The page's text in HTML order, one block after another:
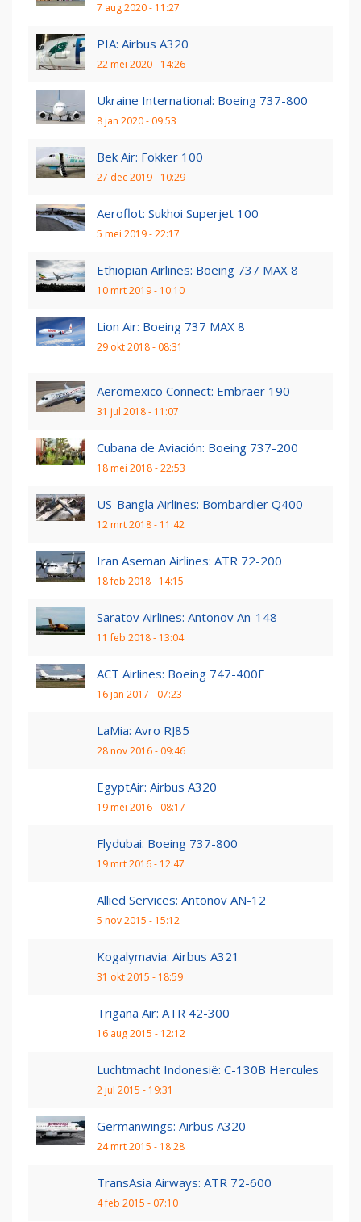
7 aug 2020 - 11:27
PIA: Airbus A320
22 mei 2020 - 14:26
Ukraine International: Boeing 737-800
8 jan 2020 - 09:53
Bek Air: Fokker 100
27 dec 2019 - 10:29
Aeroflot: Sukhoi Superjet 100
5 mei 2019 - 22:17
Ethiopian Airlines: Boeing 737 MAX 8
10 mrt 2019 - 10:10
Lion Air: Boeing 737 MAX 8
29 okt 2018 - 08:31
Aeromexico Connect: Embraer 190
31 jul 2018 - 11:07
Cubana de Aviación: Boeing 737-200
18 mei 2018 - 22:53
US-Bangla Airlines: Bombardier Q400
12 mrt 2018 - 11:42
Iran Aseman Airlines: ATR 72-200
18 feb 2018 - 14:15
Saratov Airlines: Antonov An-148
11 feb 2018 - 13:04
ACT Airlines: Boeing 747-400F
16 jan 2017 - 07:23
LaMia: Avro RJ85
28 nov 2016 - 09:46
EgyptAir: Airbus A320
19 mei 2016 - 08:17
Flydubai: Boeing 737-800
19 mrt 2016 - 12:47
Allied Services: Antonov AN-12
5 nov 2015 - 15:12
Kogalymavia: Airbus A321
31 okt 2015 - 18:59
Trigana Air: ATR 42-300
16 aug 2015 - 12:12
Luchtmacht Indonesië: C-130B Hercules
2 jul 2015 - 19:31
Germanwings: Airbus A320
24 mrt 2015 - 18:28
TransAsia Airways: ATR 72-600
4 feb 2015 - 07:10